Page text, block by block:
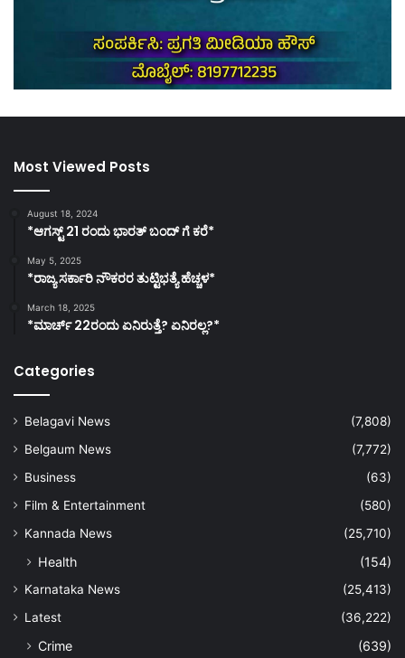
Most Viewed Posts
August 18, 2024
*ಆಗಸ್ಟ್ 21 ರಂದು ಭಾರತ್‌ ಬಂದ್‌ ಗೆ ಕರೆ*
May 5, 2025
*ರಾಜ್ಯ ಸರ್ಕಾರಿ ನೌಕರರ ತುಟ್ಟಿಭತ್ಯೆ ಹೆಚ್ಚಳ*
March 18, 2025
*ಮಾರ್ಚ್ 22ರಂದು ಏನಿರುತ್ತೆ? ಏನಿರಲ್ಲ?*
Categories
Belagavi News
(7,808)
Belgaum News
(7,772)
Business
(63)
Film & Entertainment
(580)
Kannada News
(25,710)
Health (154)
Karnataka News
(25,413)
Latest
(36,222)
Crime
(639)